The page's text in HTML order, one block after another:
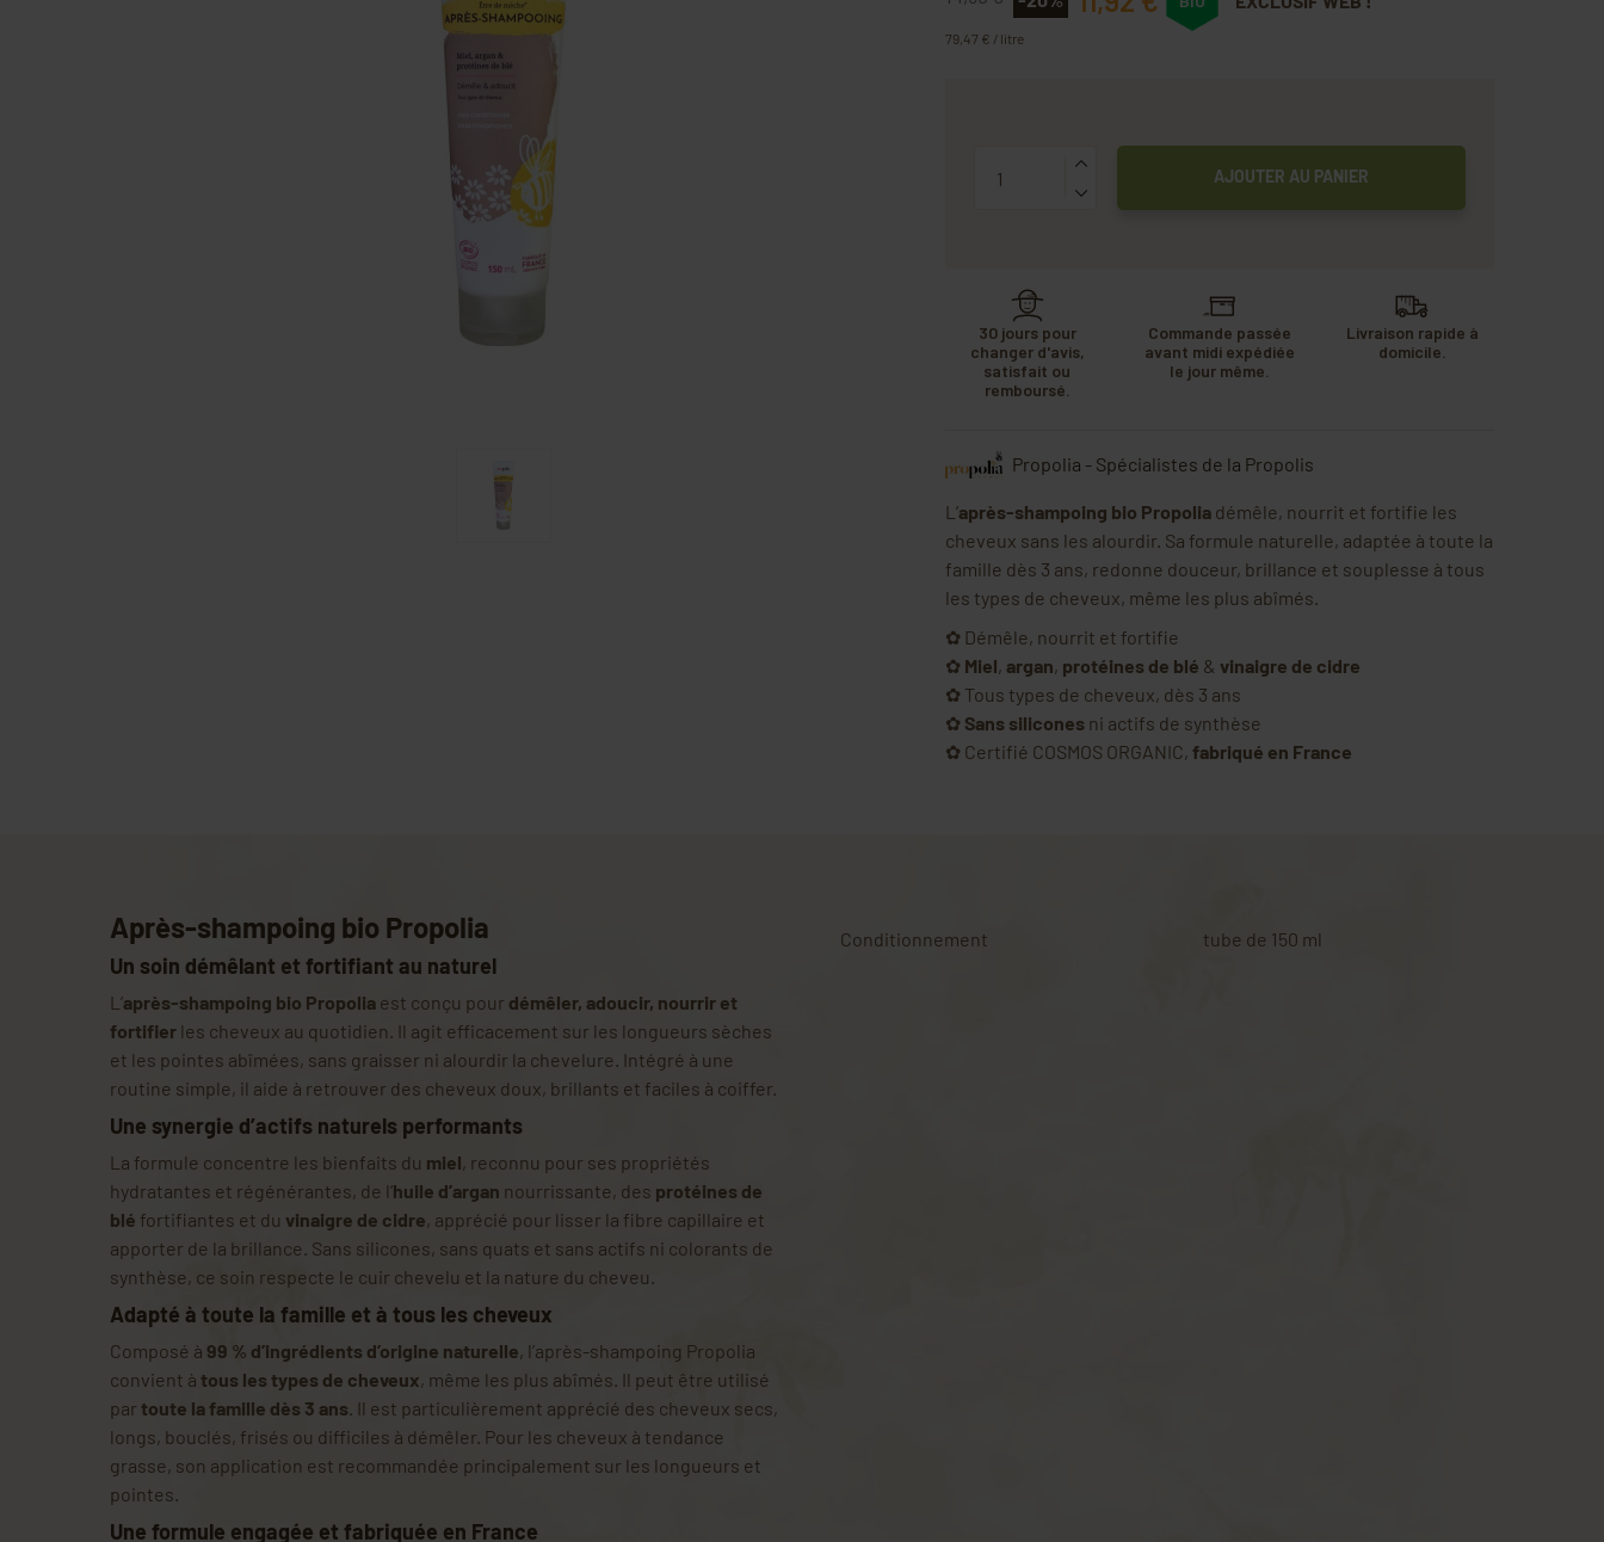
79,47 € / litre
AJOUTER AU PANIER
30 jours pour
changer d'avis,
satisfait ou
remboursé.
Commande passée
avant midi expédiée
le jour même.
Livraison rapide à
domicile.
Propolia - Spécialistes de la Propolis
L’après-shampoing bio Propoliadémêle, nourrit et fortifie les
cheveux sans les alourdir. Sa formule naturelle, adaptée à toute la
famille dès 3 ans, redonne douceur, brillance et souplesse à tous
les types de cheveux, même les plus abîmés.
✿ Démêle, nourrit et fortifie
✿ Miel, argan, protéines de blé & vinaigre de cidre
✿ Tous types de cheveux, dès 3 ans
✿ Sans siliconesni actifs de synthèse
✿ Certifié COSMOS ORGANIC, fabriqué en France
Après-shampoing bio Propolia
Un soin démêlant et fortifiant au naturel
L’après-shampoing bio Propolia est conçu pour démêler, adoucir, nourrir et
fortifier les cheveux au quotidien. Il agit efficacement sur les longueurs sèches
et les pointes abîmées, sans graisser ni alourdir la chevelure. Intégré à une
routine simple, il aide à retrouver des cheveux doux, brillants et faciles à coiffer.
Une synergie d’actifs naturels performants
La formule concentre les bienfaits du miel, reconnu pour ses propriétés
hydratantes et régénérantes, de l’huile d’argan nourrissante, des protéines de
blé fortifiantes et du vinaigre de cidre, apprécié pour lisser la fibre capillaire et
apporter de la brillance. Sans silicones, sans quats et sans actifs ni colorants de
synthèse, ce soin respecte le cuir chevelu et la nature du cheveu.
Adapté à toute la famille et à tous les cheveux
Composé à 99 % d’ingrédients d’origine naturelle, l’après-shampoing Propolia
convient à tous les types de cheveux, même les plus abîmés. Il peut être utilisé
par toute la famille dès 3 ans. Il est particulièrement apprécié des cheveux secs,
longs, bouclés, frisés ou difficiles à démêler. Pour les cheveux à tendance
grasse, son application est recommandée principalement sur les longueurs et
pointes.
Une formule engagée et fabriquée en France
Conditionnement tube de 150 ml